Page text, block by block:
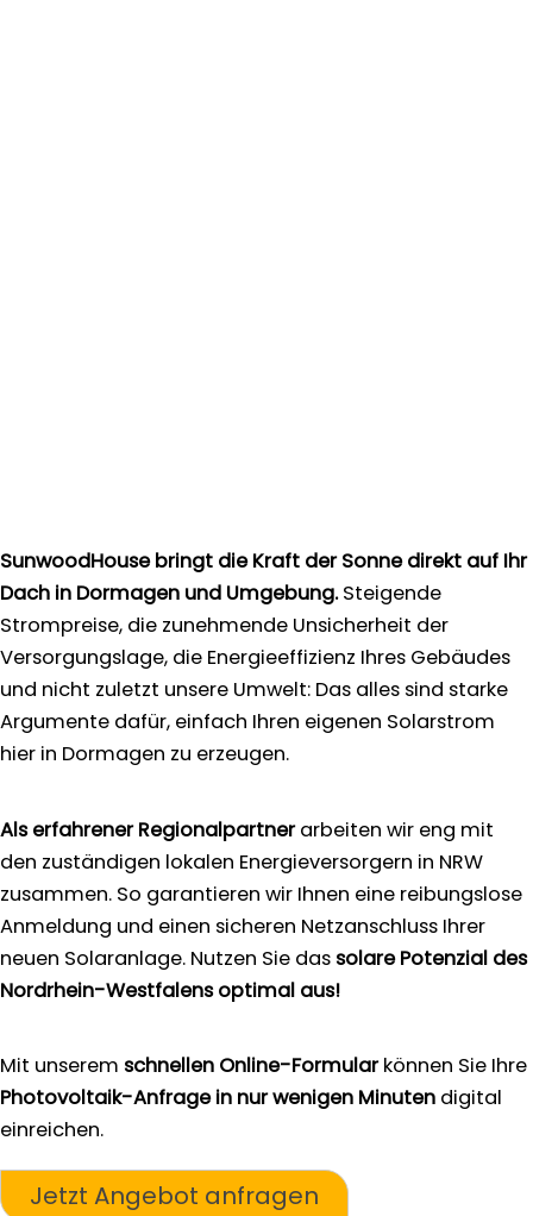
SunwoodHouse bringt die Kraft der Sonne direkt auf Ihr
Dach in Dormagen und Umgebung.Steigende
Strompreise, die zunehmende Unsicherheit der
Versorgungslage, die Energieeffizienz Ihres Gebäudes
und nicht zuletzt unsere Umwelt: Das alles sind starke
Argumente dafür, einfach Ihren eigenen Solarstrom
hier in Dormagen zu erzeugen.
Als erfahrener Regionalpartnerarbeiten wir eng mit
den zuständigen lokalen Energieversorgern in NRW
zusammen. So garantieren wir Ihnen eine reibungslose
Anmeldung und einen sicheren Netzanschluss Ihrer
neuen Solaranlage. Nutzen Sie das solare Potenzial des
Nordrhein-Westfalens optimal aus!
Mit unserem schnellen Online-Formularkönnen Sie Ihre
Photovoltaik-Anfrage in nur wenigen Minuten digital
einreichen.
Jetzt Angebot anfragen